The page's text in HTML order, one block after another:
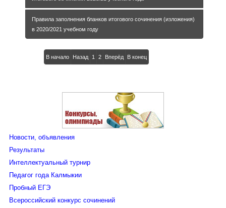
Правила заполнения бланков итогового сочинения (изложения)
в 2020/2021 учебном году
В начало Назад 1 2 Вперёд В конец
Новости, объявления
Результаты
Интеллектуальный турнир
Педагог года Калмыкии
Пробный ЕГЭ
Всероссийский конкурс сочинений